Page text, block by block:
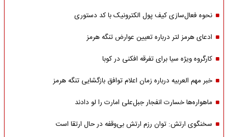
نحوه فعال‌سازی کیف پول الکترونیک با کد دستوری
ادعای هرمز لتر درباره تعیین عوارض تنگه هرمز
کارگروه ویژه سیا برای تفرقه افکنی در کوبا
خبر مهم العربیه درباره زمان اعلام توافق بازگشایی تنگه هرمز
ماهواره‌‌ها خسارت انفجار جبل‌علی امارت را لو دادند
سخنگوی ارتش: توان رزم ارتش بی‌وقفه در حال ارتقا است